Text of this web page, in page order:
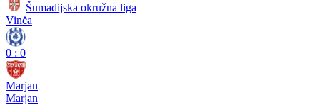
Šumadijska okružna liga
Vinča
0 : 0
Marjan
Marjan